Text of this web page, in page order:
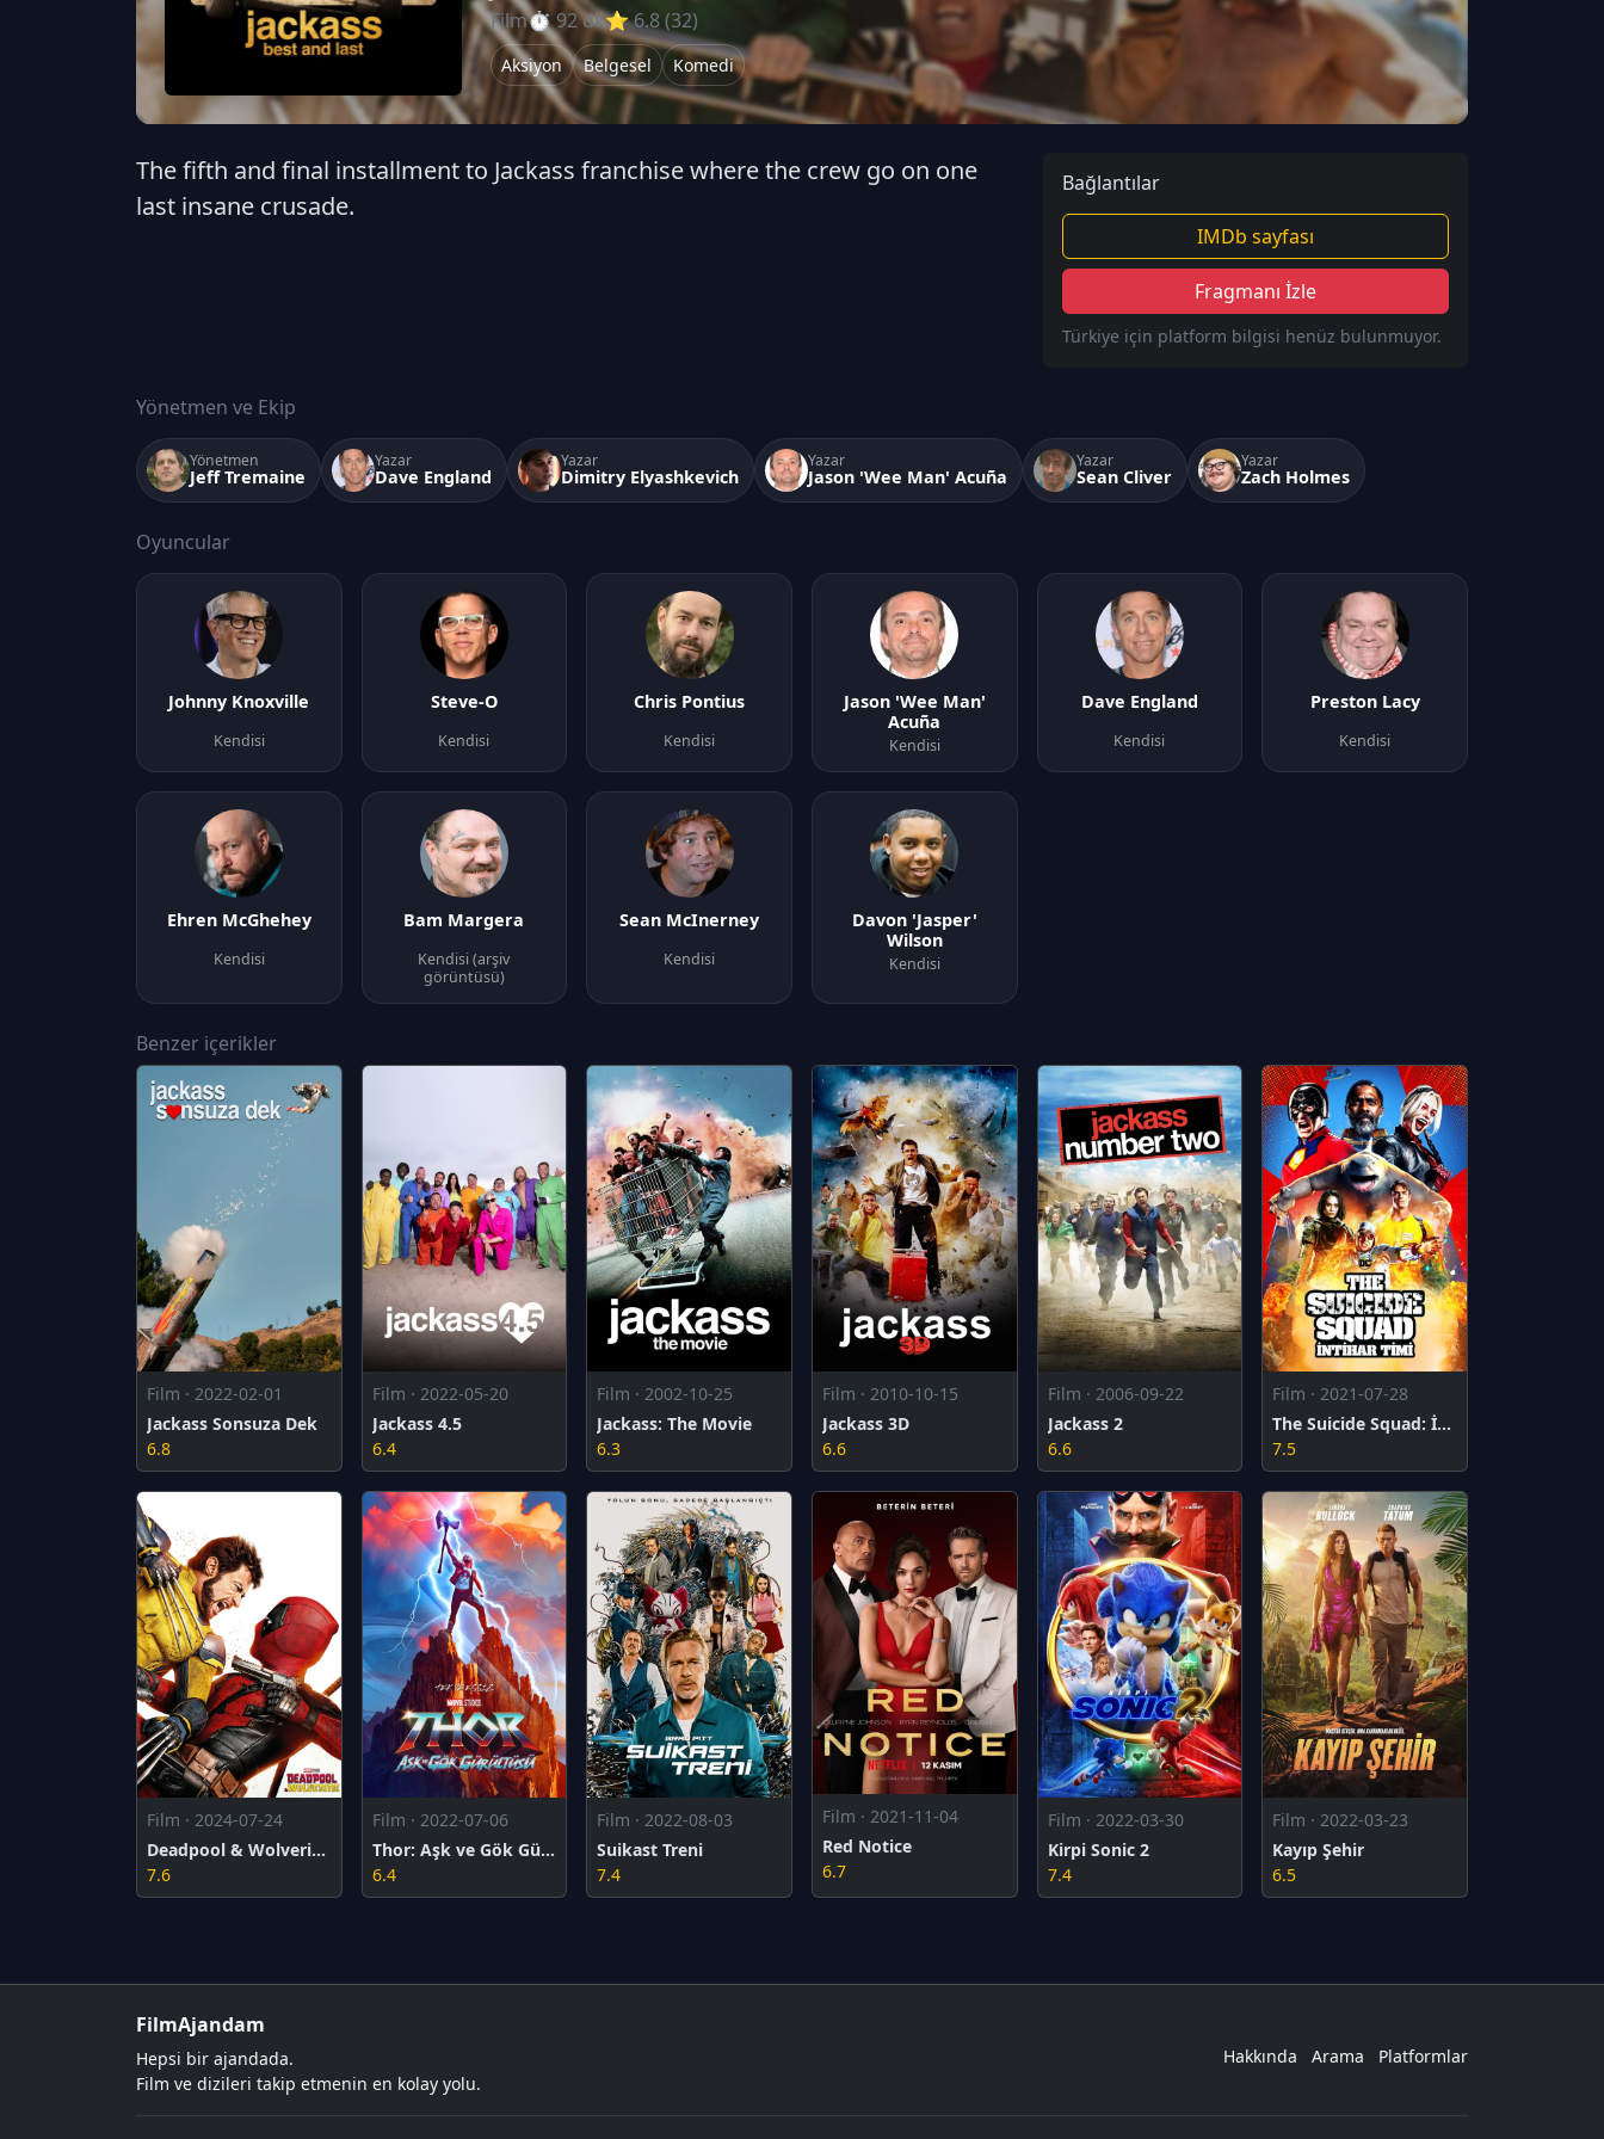
Film⏱ 92 dk⭐ 6.8 (32)
Aksiyon Belgesel Komedi
The fifth and final installment to Jackass franchise where the crew go on one
last insane crusade.
Bağlantılar
IMDb sayfası
Fragmanı İzle
Türkiye için platform bilgisi henüz bulunmuyor.
Yönetmen ve Ekip
Yönetmen
Jeff Tremaine
Yazar
Dave England
Yazar
Dimitry Elyashkevich
Yazar
Jason 'Wee Man' Acuña
Yazar
Sean Cliver
Yazar
Zach Holmes
Oyuncular
Johnny Knoxville
Kendisi
Steve-O
Kendisi
Chris Pontius
Kendisi
Jason 'Wee Man'
Acuña
Kendisi
Dave England
Kendisi
Preston Lacy
Kendisi
Ehren McGhehey
Kendisi
Bam Margera
Kendisi (arşiv
görüntüsü)
Sean McInerney
Kendisi
Davon 'Jasper'
Wilson
Kendisi
Benzer içerikler
Film · 2022-02-01
Jackass Sonsuza Dek
6.8
Film · 2022-05-20
Jackass 4.5
6.4
Film · 2002-10-25
Jackass: The Movie
6.3
Film · 2010-10-15
Jackass 3D
6.6
Film · 2006-09-22
Jackass 2
6.6
Film · 2021-07-28
The Suicide Squad: İntihar Timi
7.5
Film · 2024-07-24
Deadpool & Wolverine
7.6
Film · 2022-07-06
Thor: Aşk ve Gök Gürültüsü
6.4
Film · 2022-08-03
Suikast Treni
7.4
Film · 2021-11-04
Red Notice
6.7
Film · 2022-03-30
Kirpi Sonic 2
7.4
Film · 2022-03-23
Kayıp Şehir
6.5
FilmAjandam
Hepsi bir ajandada.
Film ve dizileri takip etmenin en kolay yolu.
Hakkında Arama Platformlar